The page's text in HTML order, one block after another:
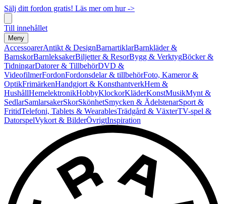
Sälj ditt fordon gratis! Läs mer om hur ->
Till innehållet
Meny
AccessoarerAntikt & DesignBarnartiklarBarnkläder &
BarnskorBarnleksakerBiljetter & ResorBygg & VerktygBöcker &
TidningarDatorer & TillbehörDVD &
VideofilmerFordonFordonsdelar & tillbehörFoto, Kameror &
OptikFrimärkenHandgjort & KonsthantverkHem &
HushållHemelektronikHobbyKlockorKläderKonstMusikMynt &
SedlarSamlarsakerSkorSkönhetSmycken & ÄdelstenarSport &
FritidTelefoni, Tablets & WearablesTrädgård & VäxterTV-spel &
DatorspelVykort & BilderÖvrigtInspiration